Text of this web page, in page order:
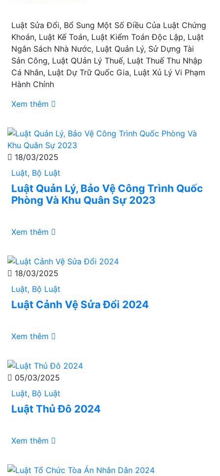
Luật Sửa Đổi, Bổ Sung Một Số Điều Của Luật Chứng
Khoán, Luật Kế Toán, Luật Kiểm Toán Độc Lập, Luật
Ngân Sách Nhà Nước, Luật Quản Lý, Sử Dựng Tài
Sản Công, Luật QUản Lý Thuế, Luật Thuế Thu Nhập
Cá Nhân, Luật Dự Trữ Quốc Gia, Luật Xủ Lý Vi Phạm
Hành Chính
Xem thêm
18/03/2025
Luật, Bộ Luật
Luật Quản Lý, Bảo Vệ Công Trình Quốc
Phòng Và Khu Quân Sự 2023
Xem thêm
18/03/2025
Luật, Bộ Luật
Luật Cảnh Vệ Sửa Đổi 2024
Xem thêm
05/03/2025
Luật, Bộ Luật
Luật Thủ Đô 2024
Xem thêm